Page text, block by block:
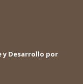
y Desarrollo por